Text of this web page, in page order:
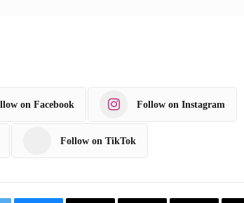
on Facebook Follow on Instagram
Follow on TikTok